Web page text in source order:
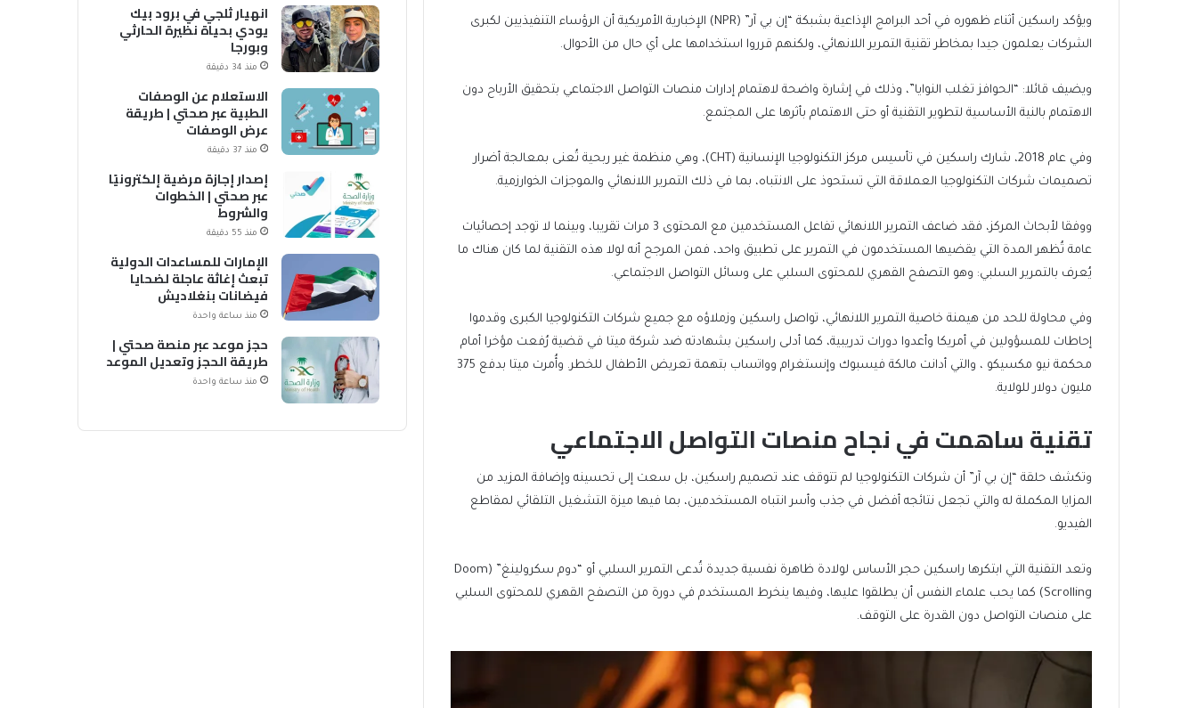
ويؤكد راسكين أثناء ظهوره في أحد البرامج الإذاعية بشبكة “إن بي آر” (NPR) الإخبارية الأمريكية أن الرؤساء التنفيذيين لكبرى
الشركات يعلمون جيدا بمخاطر تقنية التمرير اللانهائي، ولكنهم قرروا استخدامها على أي حال من الأحوال.
ويضيف قائلا: “الحوافز تغلب النوايا”، وذلك في إشارة واضحة لاهتمام إدارات منصات التواصل الاجتماعي بتحقيق الأرباح دون
الاهتمام بالنية الأساسية لتطوير التقنية أو حتى الاهتمام بأثرها على المجتمع.
وفي عام 2018، شارك راسكين في تأسيس مركز التكنولوجيا الإنسانية (CHT)، وهي منظمة غير ربحية تُعنى بمعالجة أضرار
تصميمات شركات التكنولوجيا العملاقة التي تستحوذ على الانتباه، بما في ذلك التمرير اللانهائي والموجزات الخوارزمية.
ووفقا لأبحاث المركز، فقد ضاعف التمرير اللانهائي تفاعل المستخدمين مع المحتوى 3 مرات تقريبا، وبينما لا توجد إحصائيات
عامة تُظهر المدة التي يقضيها المستخدمون في التمرير على تطبيق واحد، فمن المرجح أنه لولا هذه التقنية لما كان هناك ما
يُعرف بالتمرير السلبي: وهو التصفح القهري للمحتوى السلبي على وسائل التواصل الاجتماعي.
وفي محاولة للحد من هيمنة خاصية التمرير اللانهائي، تواصل راسكين وزملاؤه مع جميع شركات التكنولوجيا الكبرى وقدموا
إحاطات للمسؤولين في أمريكا وأعدوا دورات تدريبية، كما أدلى راسكين بشهادته ضد شركة ميتا في قضية رُفعت مؤخرا أمام
محكمة نيو مكسيكو ، والتي أدانت مالكة فيسبوك وإنستغرام وواتساب بتهمة تعريض الأطفال للخطر. وأُمرت ميتا بدفع 375
مليون دولار للولاية.
تقنية ساهمت في نجاح منصات التواصل الاجتماعي
وتكشف حلقة “إن بي آر” أن شركات التكنولوجيا لم تتوقف عند تصميم راسكين، بل سعت إلى تحسينه وإضافة المزيد من
المزايا المكملة له والتي تجعل نتائجه أفضل في جذب وأسر انتباه المستخدمين، بما فيها ميزة التشغيل التلقائي لمقاطع
الفيديو.
وتعد التقنية التي ابتكرها راسكين حجر الأساس لولادة ظاهرة نفسية جديدة تُدعى التمرير السلبي أو “دوم سكرولينغ” (Doom
Scrolling) كما يحب علماء النفس أن يطلقوا عليها، وفيها ينخرط المستخدم في دورة من التصفح القهري للمحتوى السلبي
على منصات التواصل دون القدرة على التوقف.
انهيار ثلجي في برود بيك
يودي بحياة نظيرة الحارثي
وبورجا
منذ 34 دقيقة
الاستعلام عن الوصفات
الطبية عبر صحتي | طريقة
عرض الوصفات
منذ 37 دقيقة
إصدار إجازة مرضية إلكترونيًا
عبر صحتي | الخطوات
والشروط
منذ 55 دقيقة
الإمارات للمساعدات الدولية
تبعث إغاثة عاجلة لضحايا
فيضانات بنغلاديش
منذ ساعة واحدة
حجز موعد عبر منصة صحتي |
طريقة الحجز وتعديل الموعد
منذ ساعة واحدة